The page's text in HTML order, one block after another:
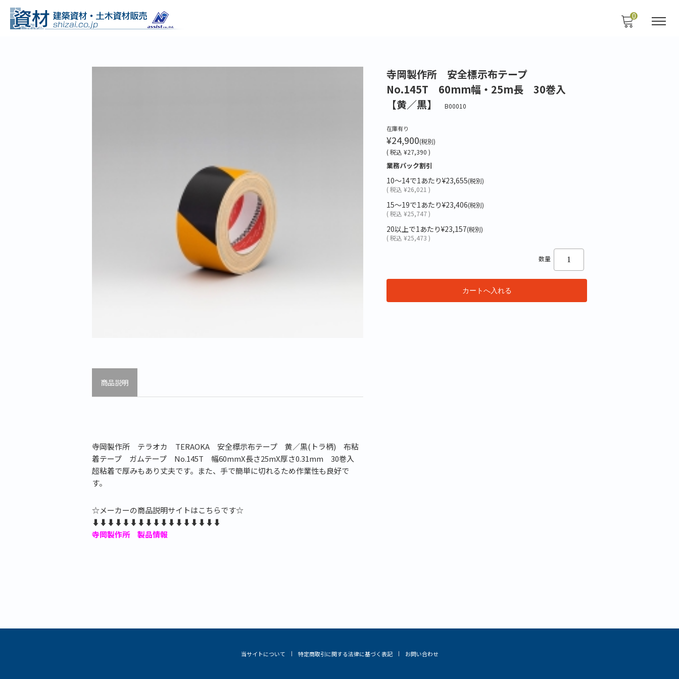
0
寺岡製作所 安全標示布テープ
No.145T 60mm幅・25m長 30巻入
【黄／黒】
B00010
在庫有り
¥24,900(税別)
(税込 ¥27,390 )
業務パック割引
10～14で1あたり¥23,655(税別)
(税込 ¥26,021 )
15～19で1あたり¥23,406(税別)
(税込 ¥25,747 )
20以上で1あたり¥23,157(税別)
(税込 ¥25,473 )
数量
商品説明
寺岡製作所 テラオカ TERAOKA 安全標示布テープ 黄／黒(トラ柄) 布粘
着テープ ガムテープ No.145T 幅60mmX長さ25mX厚さ0.31mm 30巻入
超粘着で厚みもあり丈夫です。また、手で簡単に切れるため作業性も良好で
す。
☆メーカーの商品説明サイトはこちらです☆
⬇⬇⬇⬇⬇⬇⬇⬇⬇⬇⬇⬇⬇⬇⬇⬇⬇
寺岡製作所 製品情報
当サイトについて 特定商取引に関する法律に基づく表記 お問い合わせ